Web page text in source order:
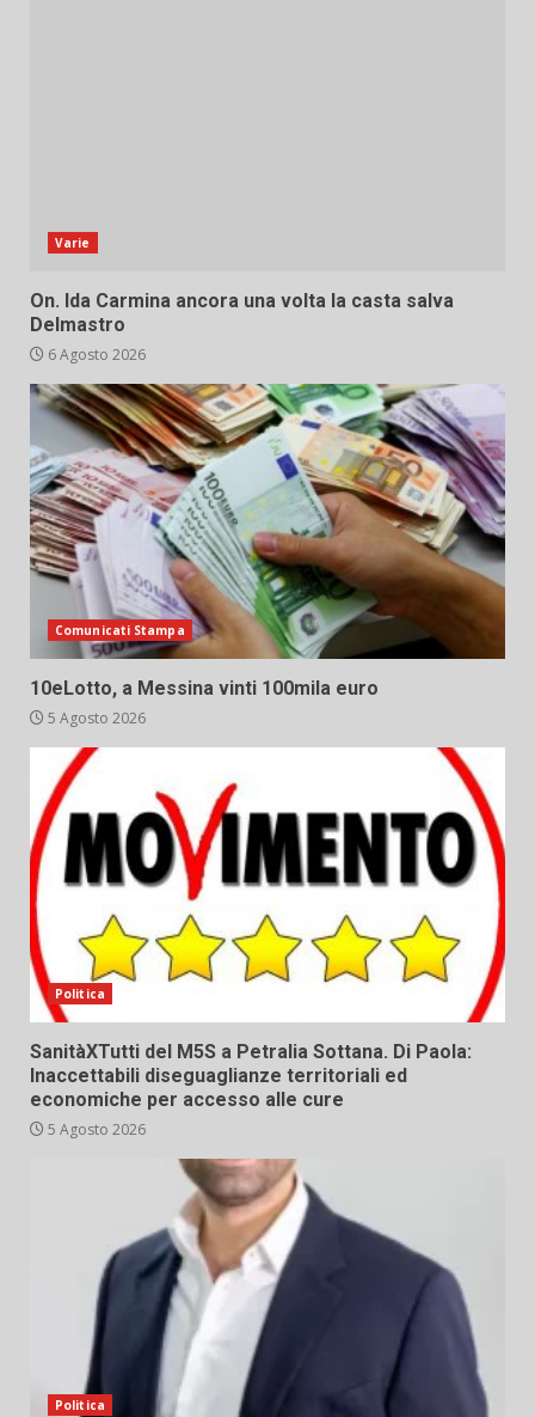
Varie
On. Ida Carmina ancora una volta la casta salva
Delmastro
6 Agosto 2026
Comunicati Stampa
10eLotto, a Messina vinti 100mila euro
5 Agosto 2026
Politica
SanitàXTutti del M5S a Petralia Sottana. Di Paola:
Inaccettabili diseguaglianze territoriali ed
economiche per accesso alle cure
5 Agosto 2026
Politica